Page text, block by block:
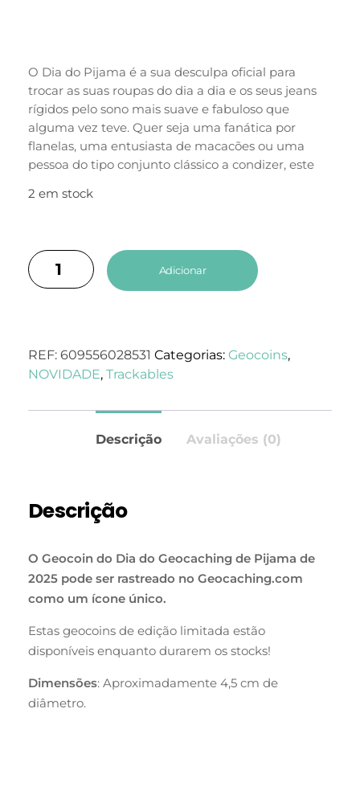
O Dia do Pijama é a sua desculpa oficial para
trocar as suas roupas do dia a dia e os seus jeans
rígidos pelo sono mais suave e fabuloso que
alguma vez teve. Quer seja uma fanática por
flanelas, uma entusiasta de macacões ou uma
pessoa do tipo conjunto clássico a condizer, este
dormitar!
2 em stock
Adicionar
REF: 609556028531 Categorias: Geocoins,
NOVIDADE, Trackables
Descrição Avaliações (0)
Descrição
O Geocoin do Dia do Geocaching de Pijama de
2025 pode ser rastreado no Geocaching.com
como um ícone único.
Estas geocoins de edição limitada estão
disponíveis enquanto durarem os stocks!
Dimensões: Aproximadamente 4,5 cm de
diâmetro.